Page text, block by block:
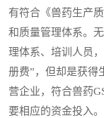
有符合《兽药生产
和质量管理体系。
理体系、培训人员
册费”，但却是获得
营企业，符合兽药
要相应的资金投入。